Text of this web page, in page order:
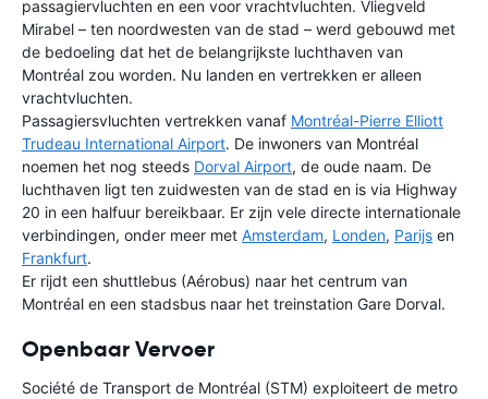
passagiervluchten en een voor vrachtvluchten. Vliegveld
Mirabel – ten noordwesten van de stad – werd gebouwd met
de bedoeling dat het de belangrijkste luchthaven van
Montréal zou worden. Nu landen en vertrekken er alleen
vrachtvluchten.
Passagiersvluchten vertrekken vanaf Montréal-Pierre Elliott
Trudeau International Airport. De inwoners van Montréal
noemen het nog steeds Dorval Airport, de oude naam. De
luchthaven ligt ten zuidwesten van de stad en is via Highway
20 in een halfuur bereikbaar. Er zijn vele directe internationale
verbindingen, onder meer met Amsterdam, Londen, Parijs en
Frankfurt.
Er rijdt een shuttlebus (Aérobus) naar het centrum van
Montréal en een stadsbus naar het treinstation Gare Dorval.
Openbaar Vervoer
Société de Transport de Montréal (STM) exploiteert de metro